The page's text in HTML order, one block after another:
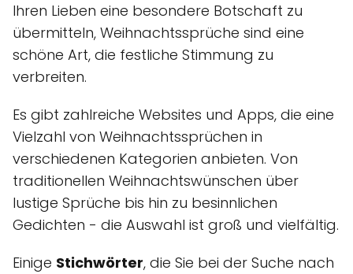
Ihren Lieben eine besondere Botschaft zu
übermitteln, Weihnachtssprüche sind eine
schöne Art, die festliche Stimmung zu
verbreiten.
Es gibt zahlreiche Websites und Apps, die eine
Vielzahl von Weihnachtssprüchen in
verschiedenen Kategorien anbieten. Von
traditionellen Weihnachtswünschen über
lustige Sprüche bis hin zu besinnlichen
Gedichten - die Auswahl ist groß und vielfältig.
Einige Stichwörter, die Sie bei der Suche nach